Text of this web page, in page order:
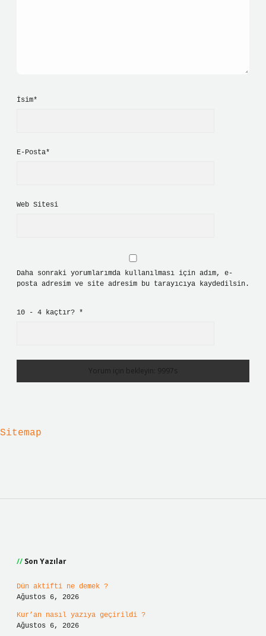
İsim*
E-Posta*
Web Sitesi
Daha sonraki yorumlarımda kullanılması için adım, e-
posta adresim ve site adresim bu tarayıcıya kaydedilsin.
10 - 4 kaçtır? *
Sitemap
Son Yazılar
Dün aktifti ne demek ?
Ağustos 6, 2026
Kur’an nasıl yazıya geçirildi ?
Ağustos 6, 2026